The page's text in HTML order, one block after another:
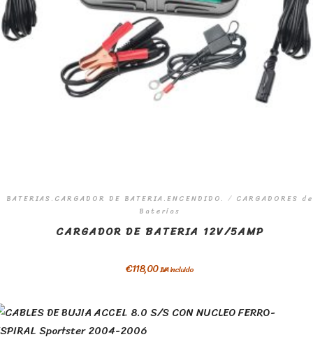
BATERIAS.CARGADOR DE BATERIA.ENCENDIDO. / CARGADORES de
Baterías
CARGADOR DE BATERIA 12V/5AMP
€118,00IVA incluido